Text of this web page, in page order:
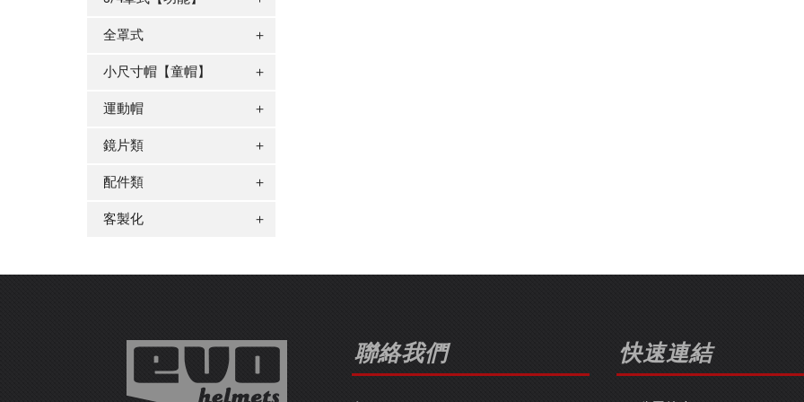
全罩式 ＋
小尺寸帽【童帽】 ＋
運動帽 ＋
鏡片類 ＋
配件類 ＋
客製化 ＋
聯絡我們 快速連結